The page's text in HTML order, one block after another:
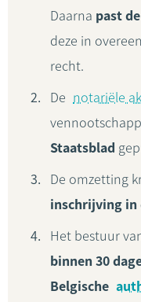
Daarna past
deze in
recht.
De notariële
Staatsblad
De omzetting
inschrijving in
Het bestuur
binnen 30
Belgische